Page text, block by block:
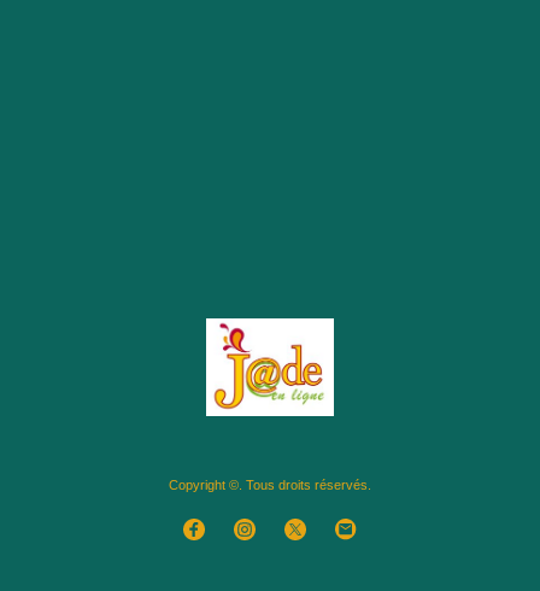
Copyright ©. Tous droits réservés.